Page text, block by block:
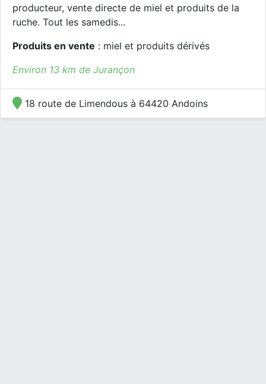
producteur, vente directe de miel et produits de la
ruche. Tout les samedis...
Produits en vente : miel et produits dérivés
Environ 13 km de Jurançon
18 route de Limendous à 64420 Andoins